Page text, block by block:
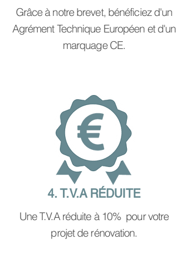
Grâce à notre brevet, bénéficiez d'un
Agrément Technique Européen et d'un
marquage CE.
4. T.V.A RÉDUITE
Une T.V.A réduite à 10% pour votre
projet de rénovation.